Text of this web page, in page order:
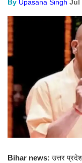
By Upasana Singh Jul
Bihar news:उत्तर